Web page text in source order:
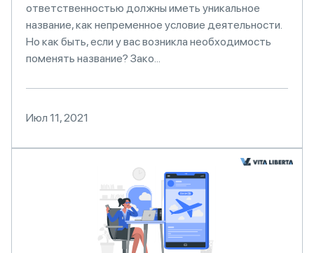
ответственностью должны иметь уникальное
название, как непременное условие деятельности.
Но как быть, если у вас возникла необходимость
поменять название? Зако...
Июл 11, 2021